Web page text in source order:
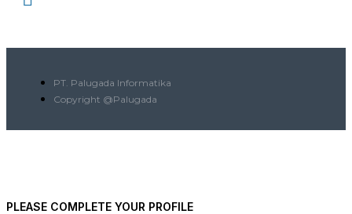
PT. Palugada Informatika
Copyright @Palugada
PLEASE COMPLETE YOUR PROFILE